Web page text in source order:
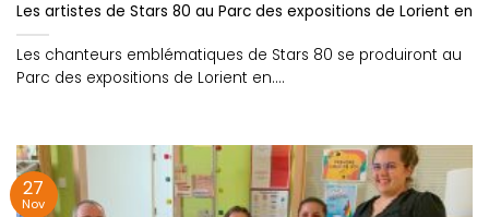
Les artistes de Stars 80 au Parc des expositions de Lorient en
Les chanteurs emblématiques de Stars 80 se produiront au
Parc des expositions de Lorient en....
27
Nov